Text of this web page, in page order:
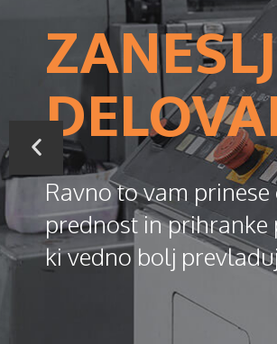
Ravno to vam
prednost in
ki vedno bolj